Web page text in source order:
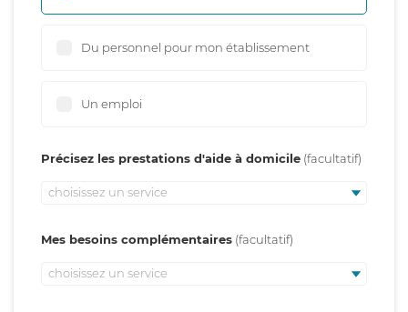
Du personnel pour mon établissement
Un emploi
Précisez les prestations d'aide à domicile
choisissez un service
Mes besoins complémentaires
choisissez un service